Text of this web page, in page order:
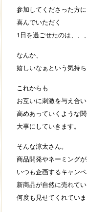
参加してくださった方に
喜んでいただく
1日を過ごせたのは、、、
なんか、
嬉しいなぁという気持ち
これからも
お互いに刺激を与え合い
高めあっていくような
大事にしていきます。
そんな涼太さん。
商品開発やネーミングが
いつも企画するキャン
新商品が自然に売れて
何度も見せてくれていま